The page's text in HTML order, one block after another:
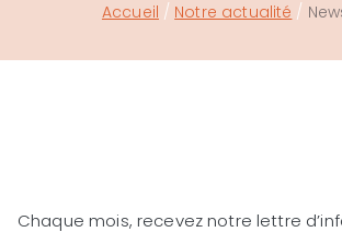
Accueil Notre actualité
Chaque mois, recevez notre lettre